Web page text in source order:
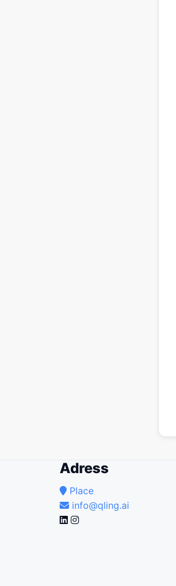
Adress
Place
info@qling.ai